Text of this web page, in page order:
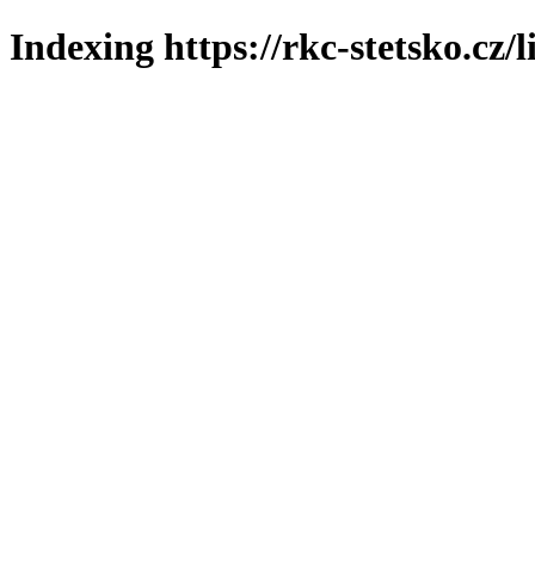
Indexing https://rkc-stetsko.cz/